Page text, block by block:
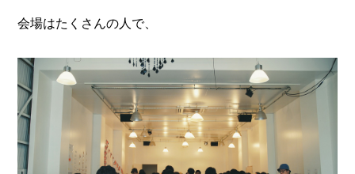
会場はたくさんの人で、